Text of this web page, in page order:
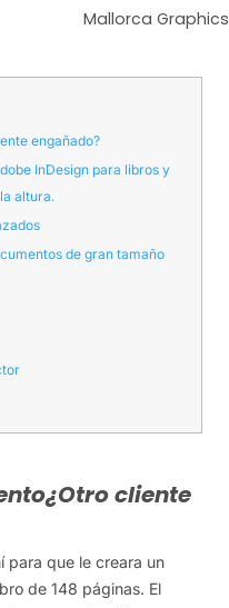
Mallorca Graphics
engañado?
InDesign para libros y
altura.
de gran tamaño
cliente
para que le creara un
de 148 páginas. El